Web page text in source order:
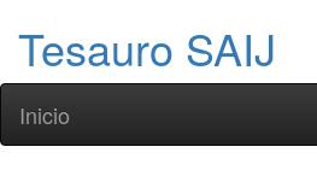
Tesauro SAIJ
Inicio